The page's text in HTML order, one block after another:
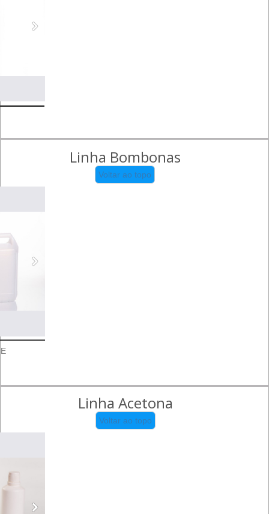
Linha Bombonas
Voltar ao topo
Linha Acetona
Voltar ao topo